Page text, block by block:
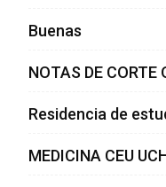
Buenas
NOTAS DE
Residencia de
MEDICINA CEU